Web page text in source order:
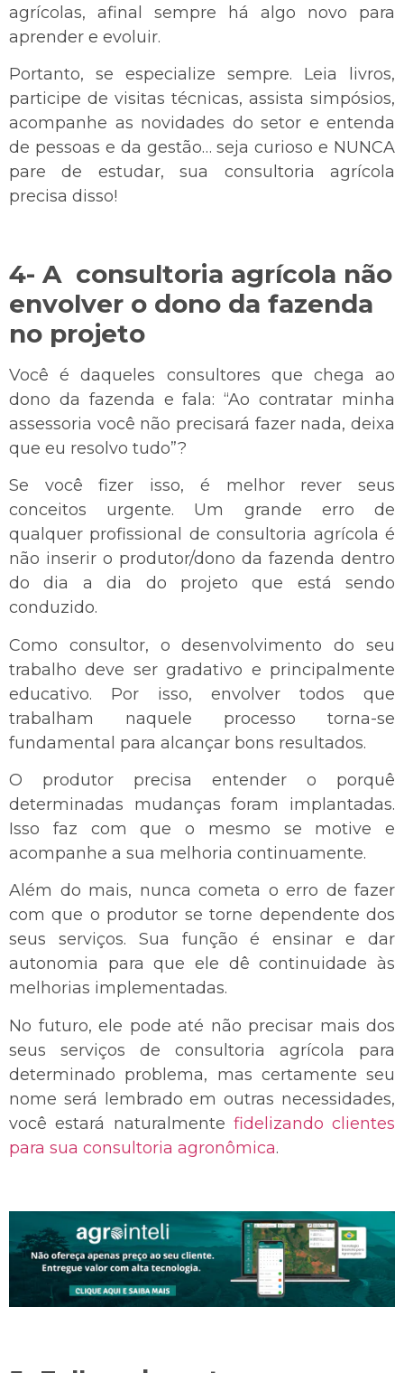
agrícolas, afinal sempre há algo novo para
aprender e evoluir.
Portanto, se especialize sempre. Leia livros,
participe de visitas técnicas, assista simpósios,
acompanhe as novidades do setor e entenda
de pessoas e da gestão… seja curioso e NUNCA
pare de estudar, sua consultoria agrícola
precisa disso!
4- A consultoria agrícola não
envolver o dono da fazenda
no projeto
Você é daqueles consultores que chega ao
dono da fazenda e fala: “Ao contratar minha
assessoria você não precisará fazer nada, deixa
que eu resolvo tudo”?
Se você fizer isso, é melhor rever seus
conceitos urgente. Um grande erro de
qualquer profissional de consultoria agrícola é
não inserir o produtor/dono da fazenda dentro
do dia a dia do projeto que está sendo
conduzido.
Como consultor, o desenvolvimento do seu
trabalho deve ser gradativo e principalmente
educativo. Por isso, envolver todos que
trabalham naquele processo torna-se
fundamental para alcançar bons resultados.
O produtor precisa entender o porquê
determinadas mudanças foram implantadas.
Isso faz com que o mesmo se motive e
acompanhe a sua melhoria continuamente.
Além do mais, nunca cometa o erro de fazer
com que o produtor se torne dependente dos
seus serviços. Sua função é ensinar e dar
autonomia para que ele dê continuidade às
melhorias implementadas.
No futuro, ele pode até não precisar mais dos
seus serviços de consultoria agrícola para
determinado problema, mas certamente seu
nome será lembrado em outras necessidades,
você estará naturalmente fidelizando clientes
para sua consultoria agronômica.